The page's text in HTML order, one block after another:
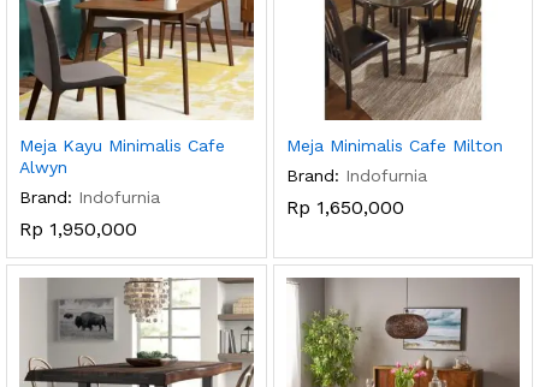
Meja Kayu Minimalis Cafe
Alwyn
Brand: Indofurnia
Rp 1,950,000
Meja Minimalis Cafe Milton
Brand: Indofurnia
Rp 1,650,000